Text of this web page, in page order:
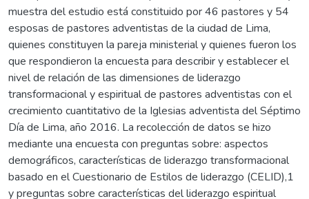
muestra del estudio está constituido por 46 pastores y 54
esposas de pastores adventistas de la ciudad de Lima,
quienes constituyen la pareja ministerial y quienes fueron los
que respondieron la encuesta para describir y establecer el
nivel de relación de las dimensiones de liderazgo
transformacional y espiritual de pastores adventistas con el
crecimiento cuantitativo de la Iglesias adventista del Séptimo
Día de Lima, año 2016. La recolección de datos se hizo
mediante una encuesta con preguntas sobre: aspectos
demográficos, características de liderazgo transformacional
basado en el Cuestionario de Estilos de liderazgo (CELID),1
y preguntas sobre características del liderazgo espiritual